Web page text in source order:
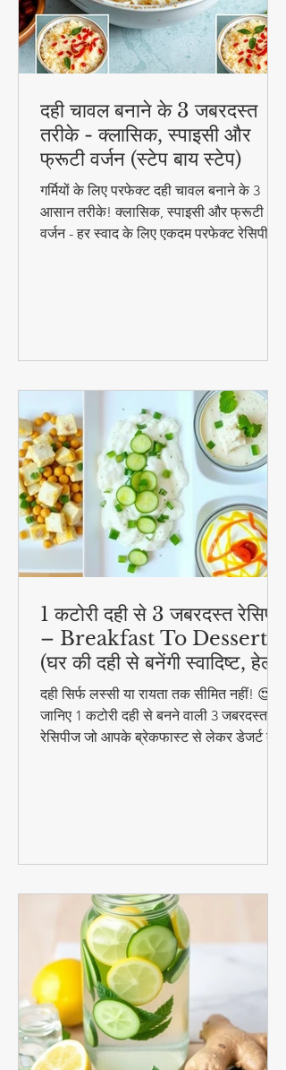
दही चावल बनाने के 3 जबरदस्त
तरीके - क्लासिक, स्पाइसी और
फ्रूटी वर्जन (स्टेप बाय स्टेप)
गर्मियों के लिए परफेक्ट दही चावल बनाने के 3
आसान तरीके! क्लासिक, स्पाइसी और फ्रूटी
वर्जन - हर स्वाद के लिए एकदम परफेक्ट रेसिपी।
1 कटोरी दही से 3 जबरदस्त रेसिपी
– Breakfast To Dessert!
(घर की दही से बनेंगी स्वादिष्ट, हेल्दी
और आसान डिशेज)
दही सिर्फ लस्सी या रायता तक सीमित नहीं! 😍
जानिए 1 कटोरी दही से बनने वाली 3 जबरदस्त
रेसिपीज जो आपके ब्रेकफास्ट से लेकर डेजर्ट तक